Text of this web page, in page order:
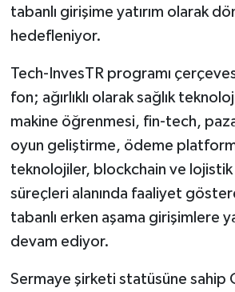
tabanlı girişime yatırım olarak
hedefleniyor.
Tech-InvesTR programı
fon; ağırlıklı olarak sağlık
makine öğrenmesi, fin-tech,
oyun geliştirme, ödeme
teknolojiler, blockchain ve
süreçleri alanında faaliyet
tabanlı erken aşama girişimlere
devam ediyor.
Sermaye şirketi statüsüne sahip